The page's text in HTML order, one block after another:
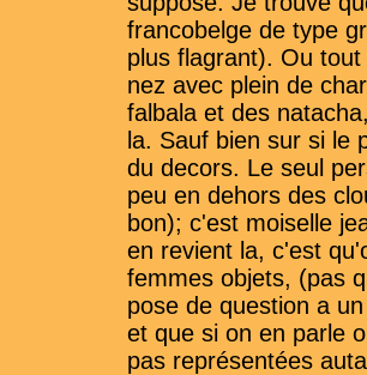
francobelge de type
plus flagrant). Ou
nez avec plein de
falbala et des
la. Sauf bien sur si le
du decors. Le seul
peu en dehors des
bon); c'est moiselle
en revient la, c'est
femmes objets, (pas
pose de question a
et que si on en parle
pas représentées